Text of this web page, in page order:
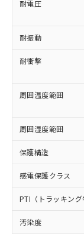
耐電圧
耐振動
耐衝撃
周囲温度範囲
周囲湿度範囲
保護構造
感電保護クラス
PTI（トラッキング
汚染度
メ
お
類(PBB)
(PBDE)
ル)
ルベンジ
（DBP）
但し、
フタル酸
※2 対
部品在庫
月が前後
※3 非
下記の
Cr(Ⅵ)(六
ニル類) :
DBP(フタ
イソブチ
DEHP(フ
※2 環境
準値以
「10」
質が外部
及ぼさな
「－」
い合わせ
り